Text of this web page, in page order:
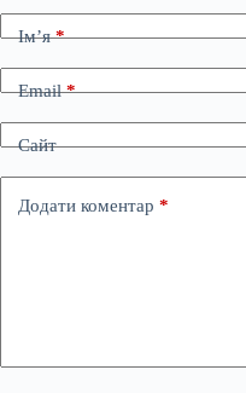
Ім’я*
Email*
Сайт
Додати коментар *